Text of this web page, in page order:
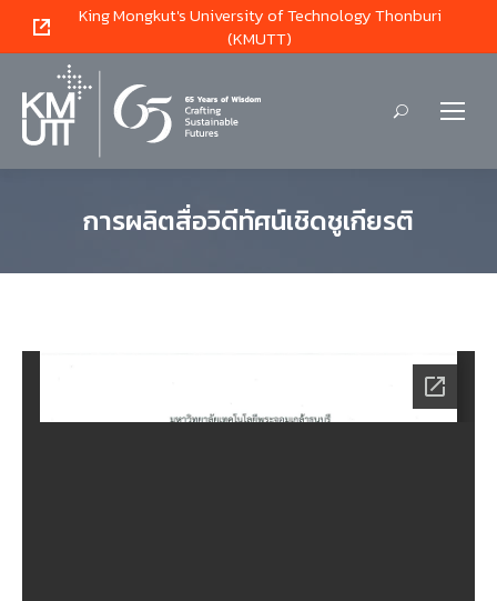
King Mongkut's University of Technology Thonburi
(KMUTT)
Search:
การผลิตสื่อวิดีทัศน์เชิดชูเกียรติ